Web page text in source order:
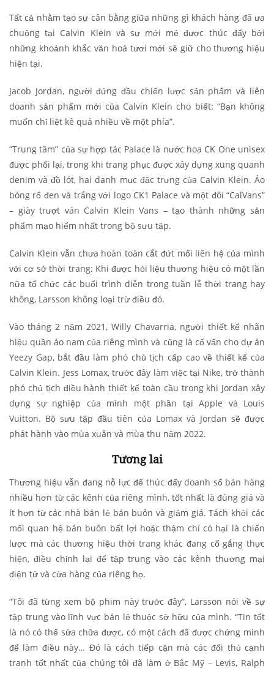
Tất cả nhằm tạo sự cân bằng giữa những gì khách hàng đã ưa
chuộng tại Calvin Klein và sự mới mẻ được thúc đẩy bởi
những khoảnh khắc văn hoá tươi mới sẽ giữ cho thương hiệu
hiện tại.
Jacob Jordan, người đứng đầu chiến lược sản phẩm và liên
doanh sản phẩm mới của Calvin Klein cho biết: “Bạn không
muốn chỉ liệt kê quá nhiều về một phía”.
“Trung tâm” của sự hợp tác Palace là nước hoa CK One unisex
được phối lại, trong khi trang phục được xây dựng xung quanh
denim và đồ lót, hai danh mục đặc trưng của Calvin Klein. Áo
bóng rổ đen và trắng với logo CK1 Palace và một đôi “CalVans”
– giày trượt ván Calvin Klein Vans – tạo thành những sản
phẩm mạo hiểm nhất trong bộ sưu tập.
Calvin Klein vẫn chưa hoàn toàn cắt đứt mối liên hệ của mình
với cơ sở thời trang: Khi được hỏi liệu thương hiệu có một lần
nữa tổ chức các buổi trình diễn trong tuần lễ thời trang hay
không, Larsson không loại trừ điều đó.
Vào tháng 2 năm 2021, Willy Chavarria, người thiết kế nhãn
hiệu quần áo nam của riêng mình và cũng là cố vấn cho dự án
Yeezy Gap, bắt đầu làm phó chủ tịch cấp cao về thiết kế của
Calvin Klein. Jess Lomax, trước đây làm việc tại Nike, trở thành
phó chủ tịch điều hành thiết kế toàn cầu trong khi Jordan xây
dựng sự nghiệp của mình một phần tại Apple và Louis
Vuitton. Bộ sưu tập đầu tiên của Lomax và Jordan sẽ được
phát hành vào mùa xuân và mùa thu năm 2022.
Tương lai
Thương hiệu vẫn đang nỗ lực để thúc đẩy doanh số bán hàng
nhiều hơn từ các kênh của riêng mình, tốt nhất là đúng giá và
ít hơn từ các nhà bán lẻ bán buôn và giảm giá. Tách khỏi các
mối quan hệ bán buôn bất lợi hoặc thậm chí có hại là chiến
lược mà các thương hiệu thời trang khác đang cố gắng thực
hiện, điều chỉnh lại để tập trung vào các kênh thương mại
điện tử và cửa hàng của riêng họ.
“Tôi đã từng xem bộ phim này trước đây”, Larsson nói về sự
tập trung vào lĩnh vực bán lẻ thuộc sở hữu của mình. “Tin tốt
là nó có thể sửa chữa được, có một cách đã được chứng minh
để làm điều này… Đó là cách tiếp cận mà các đối thủ cạnh
tranh tốt nhất của chúng tôi đã làm ở Bắc Mỹ – Levis, Ralph